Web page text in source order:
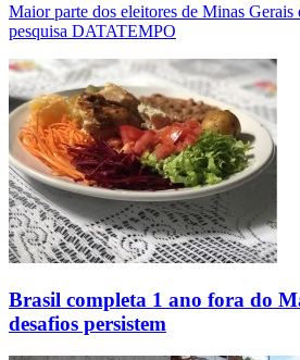
Maior parte dos eleitores de Minas Gerais
pesquisa DATATEMPO
Brasil completa 1 ano fora do
desafios persistem